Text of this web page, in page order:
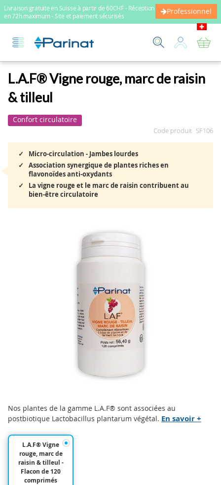
Livraison gratuite en Suisse à partir de 60CHF - Réception
en 72h maximum - Site et paiement sécurisés
Professionnel
L.A.F® Vigne rouge, marc de raisin
& tilleul
Confort circulatoire
Code produit SF106
Micro-circulation - Jambes lourdes
Association synergique de plantes riches en
flavonoïdes anti-oxydants
La vigne rouge et le marc de raisin contribuent au
bien-être circulatoire
Skip
to
beginning
images
gallery
Nos plantes de la gamme L.A.F® sont associées au
postbiotique Lactobacillus plantarum végétal. En savoir +
L.A.F® Vigne
rouge, marc de
raisin & tilleul -
Flacon de 120
comprimés